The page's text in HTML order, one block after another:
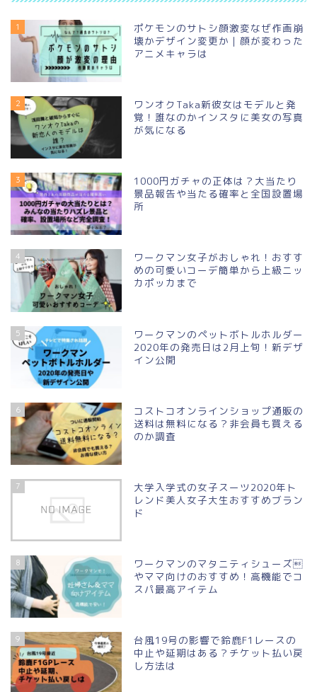
1
ポケモンのサトシ顔激変なぜ作画崩
壊かデザイン変更か｜顔が変わった
アニメキャラは
2
ワンオクTaka新彼女はモデルと発
覚！誰なのかインスタに美女の写真
が気になる
3
1000円ガチャの正体は？大当たり
景品報告や当たる確率と全国設置場
所
4
ワークマン女子がおしゃれ！おすす
めの可愛いコーデ簡単から上級ニッ
カポッカまで
5
ワークマンのペットボトルホルダー
2020年の発売日は2月上旬！新デザ
イン公開
6
コストコオンラインショップ通販の
送料は無料になる？非会員も買える
のか調査
7
大学入学式の女子スーツ2020年ト
レンド美人女子大生おすすめブラン
ド
8
ワークマンのマタニティシューズ
やママ向けのおすすめ！高機能でコ
スパ最高アイテム
9
台風19号の影響で鈴鹿F1レースの
中止や延期はある？チケット払い戻
し方法は